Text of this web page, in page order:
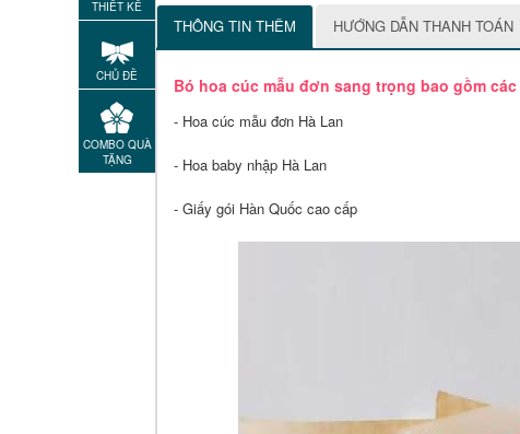
THIẾT KẾ
CHỦ ĐỀ
COMBO QUÀ
TẶNG
THÔNG TIN THÊM HƯỚNG DẪN THANH TOÁN
Bó hoa cúc mẫu đơn sang trọng bao gồm
- Hoa cúc mẫu đơn Hà Lan
- Hoa baby nhập Hà Lan
- Giấy gói Hàn Quốc cao cấp